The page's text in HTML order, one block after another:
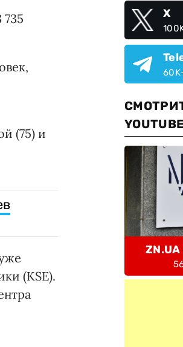
(75) и
(KSE).
X
YOUTUBE